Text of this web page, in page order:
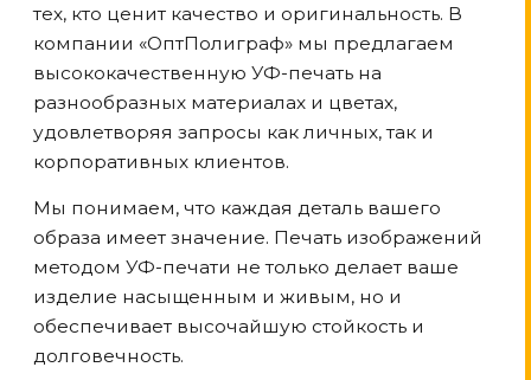
тех, кто ценит качество и оригинальность. В
компании «ОптПолиграф» мы предлагаем
высококачественную УФ-печать на
разнообразных материалах и цветах,
удовлетворяя запросы как личных, так и
корпоративных клиентов.
Мы понимаем, что каждая деталь вашего
образа имеет значение. Печать изображений
методом УФ-печати не только делает ваше
изделие насыщенным и живым, но и
обеспечивает высочайшую стойкость и
долговечность.